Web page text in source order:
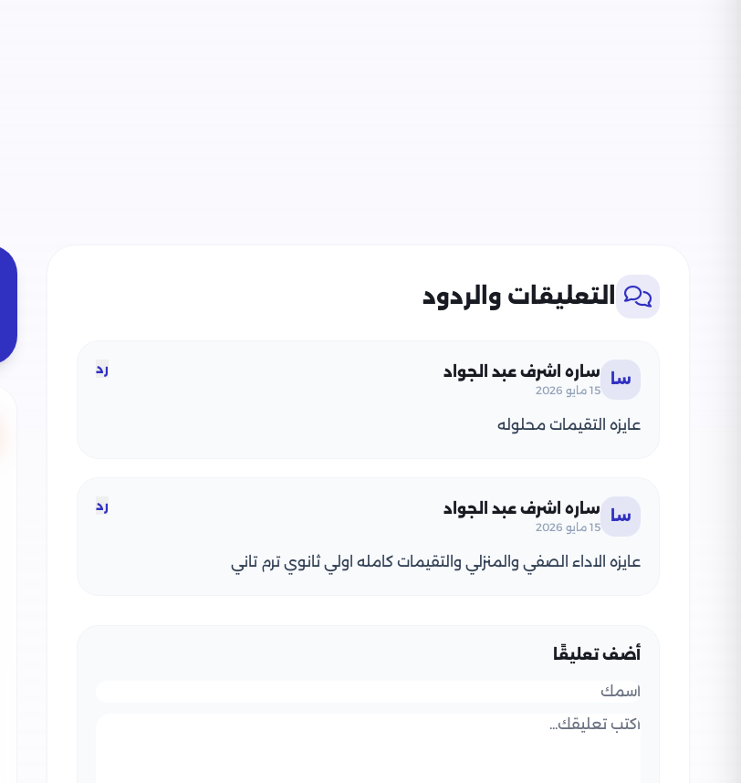
التعليقات والردود
سا ساره اشرف عبد الجواد
15 مايو 2026
رد
عايزه التقيمات محلوله
سا ساره اشرف عبد الجواد
15 مايو 2026
رد
عايزه الاداء الصفي والمنزلي والتقيمات كامله اولي ثانوي ترم تاني
أضف تعليقًا